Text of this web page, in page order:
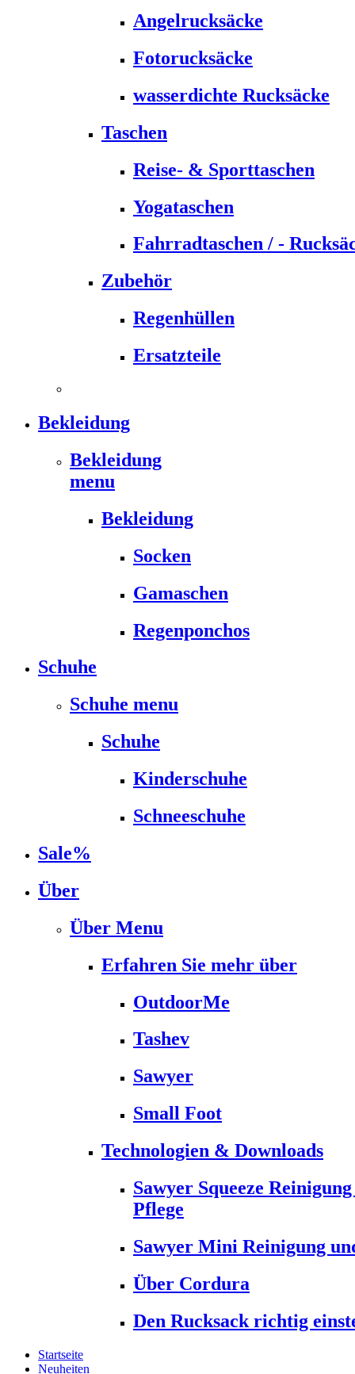
Angelrucksäcke
Fotorucksäcke
wasserdichte Rucksäcke
Taschen
Reise- & Sporttaschen
Yogataschen
Fahrradtaschen / -
Zubehör
Regenhüllen
Ersatzteile
Bekleidung
Bekleidung
menu
Bekleidung
Socken
Gamaschen
Regenponchos
Schuhe
Schuhe menu
Schuhe
Kinderschuhe
Schneeschuhe
Sale%
Über
Über Menu
Erfahren Sie mehr über
OutdoorMe
Tashev
Sawyer
Small Foot
Technologien & Downloads
Sawyer Squeeze
Pflege
Sawyer Mini Reinigung
Über Cordura
Den Rucksack richtig
Startseite
Neuheiten